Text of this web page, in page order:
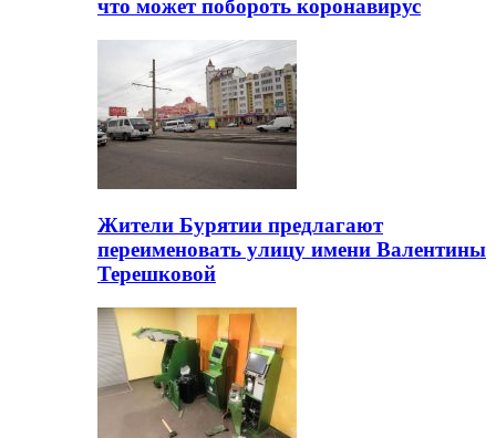
что может побороть коронавирус
Жители Бурятии предлагают
переименовать улицу имени Валентины
Терешковой